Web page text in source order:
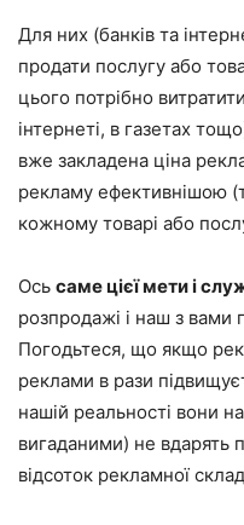
Для них (банків та
продати послугу або
цього потрібно
інтернеті, в газетах
вже закладена ціна
рекламу ефективнішою
кожному товарі або
Ось саме цієї мети і
розпродажі і наш з вами
Погодьтеся, що якщо
реклами в рази
нашій реальності вони
вигаданими) не вдарять
відсоток рекламної